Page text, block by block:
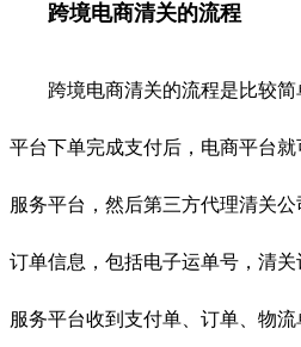
跨境电商清关的流程
跨境电商清关的流程是比较简
平台下单完成支付后，电商平台
服务平台，然后第三方代理清关
订单信息，包括电子运单号，清
服务平台收到支付单、订单、物